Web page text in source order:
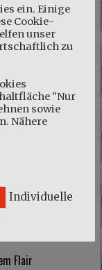
Entdeckung
Entdeckung
Flair
Flair
ein. Einige
Cookie-
unser
zu
"Nur
sowie
Nähere
Individuelle